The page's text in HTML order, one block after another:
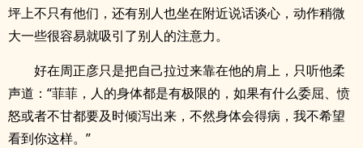
坪上不只有他们，还有别人也坐在附近说话谈心，动作稍微
大一些很容易就吸引了别人的注意力。
好在周正彦只是把自己拉过来靠在他的肩上，只听他柔
声道：“菲菲，人的身体都是有极限的，如果有什么委屈、愤
怒或者不甘都要及时倾泻出来，不然身体会得病，我不希望
看到你这样。”